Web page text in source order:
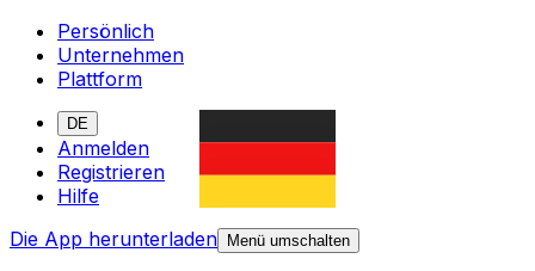
Persönlich
Unternehmen
Plattform
DE
Anmelden
Registrieren
Hilfe
Die App herunterladen
Menü umschalten